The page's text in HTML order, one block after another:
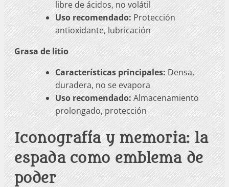
libre de ácidos, no volátil
Uso recomendado:Protección
antioxidante, lubricación
Grasa de litio
Características principales:Densa,
duradera, no se evapora
Uso recomendado:Almacenamiento
prolongado, protección
Iconografía y memoria: la
espada como emblema de
poder